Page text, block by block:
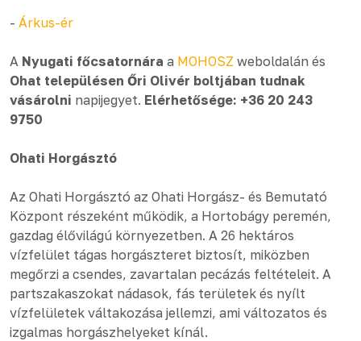
- Árkus-ér
A Nyugati főcsatornára a MOHOSZ weboldalán és
Ohat településen Őri Olivér boltjában tudnak
vásárolni napijegyet. Elérhetősége: +36 20 243
9750
Ohati Horgásztó
Az Ohati Horgásztó az Ohati Horgász- és Bemutató
Központ részeként működik, a Hortobágy peremén,
gazdag élővilágú környezetben. A 26 hektáros
vízfelület tágas horgászteret biztosít, miközben
megőrzi a csendes, zavartalan pecázás feltételeit. A
partszakaszokat nádasok, fás területek és nyílt
vízfelületek váltakozása jellemzi, ami változatos és
izgalmas horgászhelyeket kínál.